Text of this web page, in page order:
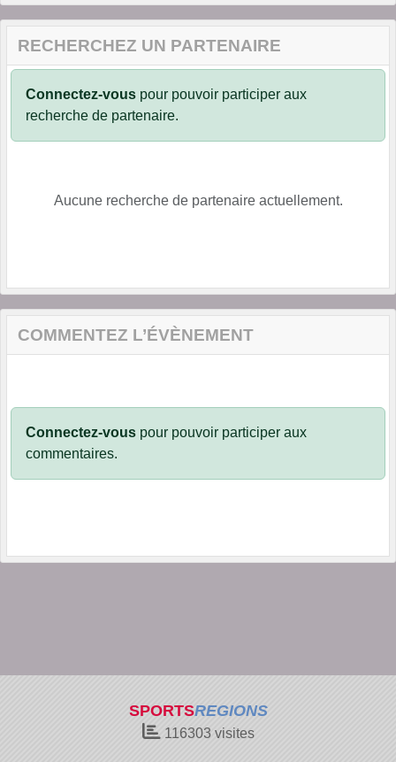
RECHERCHEZ UN PARTENAIRE
Connectez-vous pour pouvoir participer aux
recherche de partenaire.
Aucune recherche de partenaire actuellement.
COMMENTEZ L’ÉVÈNEMENT
Connectez-vous pour pouvoir participer aux
commentaires.
SPORTSREGIONS
116303 visites